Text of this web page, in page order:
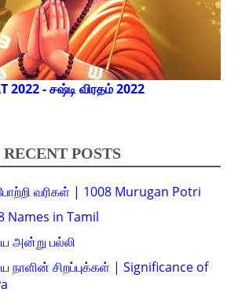
2022 - சஷ்டி விரதம் 2022
RECENT POSTS
வரிகள் | 1008 Murugan Potri
Names in Tamil
அன்று பல்லி
நாளின் சிறப்புக்கள் | Significance of